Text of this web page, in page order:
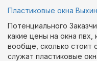
Пластиковые окна
Потенциального
какие цены на окна пвх,
вообще, сколько стоит
служат пластиковые